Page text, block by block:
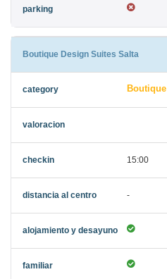
Boutique Design Suites Salta
Boutique
15:00
-